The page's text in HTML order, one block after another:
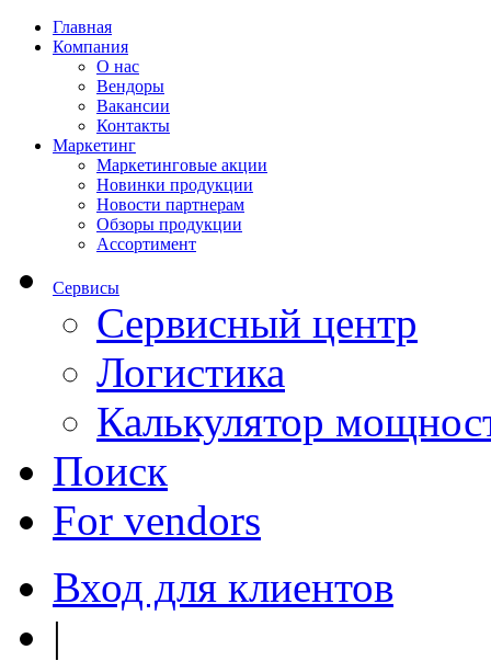
Главная
Компания
О нас
Вендоры
Вакансии
Контакты
Маркетинг
Маркетинговые акции
Новинки продукции
Новости партнерам
Обзоры продукции
Ассортимент
Сервисы
Сервисный центр
Логистика
Калькулятор
Поиск
For vendors
Вход для клиентов
|